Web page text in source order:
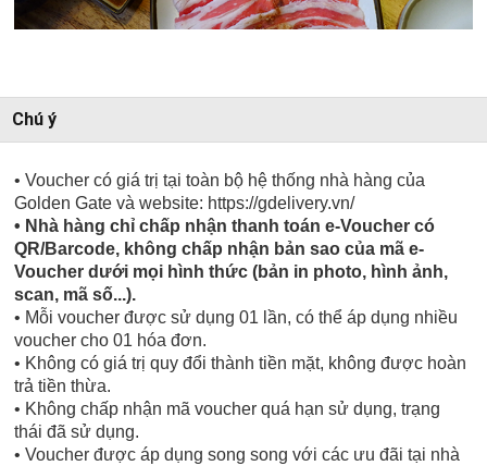
Chú ý
• Voucher có giá trị tại toàn bộ hệ thống nhà hàng của
Golden Gate và website: https://gdelivery.vn/
• Nhà hàng chỉ chấp nhận thanh toán e-Voucher có
QR/Barcode, không chấp nhận bản sao của mã e-
Voucher dưới mọi hình thức (bản in photo, hình ảnh,
scan, mã số...).
• Mỗi voucher được sử dụng 01 lần, có thể áp dụng nhiều
voucher cho 01 hóa đơn.
• Không có giá trị quy đổi thành tiền mặt, không được hoàn
trả tiền thừa.
• Không chấp nhận mã voucher quá hạn sử dụng, trạng
thái đã sử dụng.
• Voucher được áp dụng song song với các ưu đãi tại nhà